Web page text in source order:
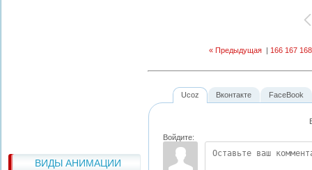
ВИДЫ АНИМАЦИИ
« Предыдущая | 166 167 168
Ucoz
Войдите:
Вконтакте FaceBook